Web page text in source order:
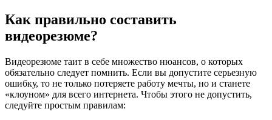
Как правильно составить
видеорезюме?
Видеорезюме таит в себе множество нюансов, о которых
обязательно следует помнить. Если вы допустите серьезную
ошибку, то не только потеряете работу мечты, но и станете
«клоуном» для всего интернета. Чтобы этого не допустить,
следуйте простым правилам: